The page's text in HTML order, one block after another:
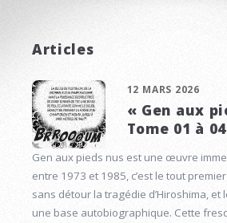
Articles
12 MARS 2026
« Gen aux
Tome 01 à 04
Gen aux pieds nus est une œuvre
entre 1973 et 1985, c’est le tout
sans détour la tragédie d’Hiroshima, et
une base autobiographique. Cette